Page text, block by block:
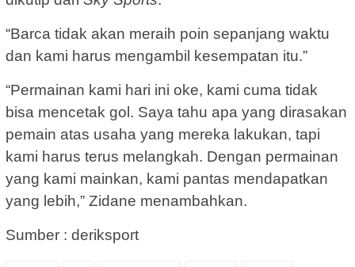
“Barca tidak akan meraih poin sepanjang waktu
dan kami harus mengambil kesempatan itu.”
“Permainan kami hari ini oke, kami cuma tidak
bisa mencetak gol. Saya tahu apa yang dirasakan
pemain atas usaha yang mereka lakukan, tapi
kami harus terus melangkah. Dengan permainan
yang kami mainkan, kami pantas mendapatkan
yang lebih,” Zidane menambahkan.
Sumber : deriksport